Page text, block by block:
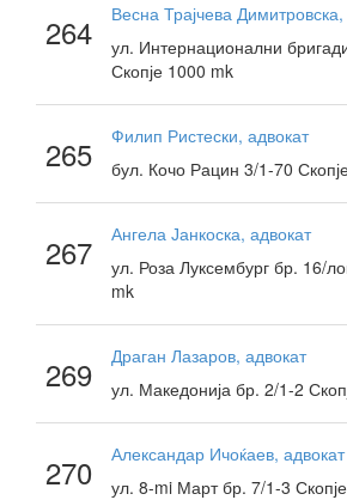
264
Весна Трајчева
ул. Интернационални
Скопје 1000 mk
265
Филип Ристески, адвокат
бул. Кочо Рацин 3/1-70
267
Ангела Јанкоска, адвокат
ул. Роза Луксембург бр. 16/
mk
269
Драган Лазаров, адвокат
ул. Македонија бр. 2/1-2
270
Александар Ичоќаев, адвокат
ул. 8-mi Март бр. 7/1-3